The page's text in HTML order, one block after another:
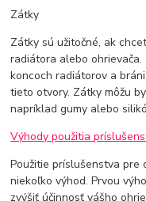
Zátky
Zátky sú užitočné, ak
radiátora alebo
koncoch radiátorov a
tieto otvory. Zátky môžu
napríklad gumy alebo
Výhody použitia
Použitie príslušenstva pre
niekoľko výhod. Prvou
zvýšiť účinnosť vášho